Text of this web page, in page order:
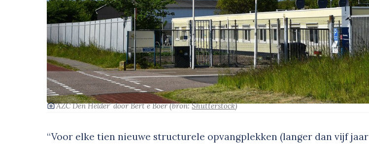
‘AZC Den Helder’door Bert e Boer(bron:Shutterstock)
“Voor elke tien nieuwe structurele opvangplekken (langer dan vijf jaar